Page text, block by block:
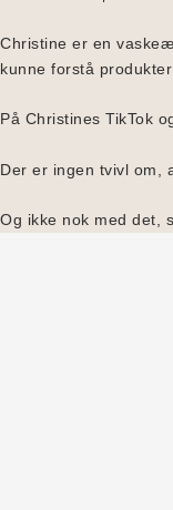
Christine er en
kunne forstå
På Christines TikTok
Der er ingen tvivl om,
Og ikke nok med det,